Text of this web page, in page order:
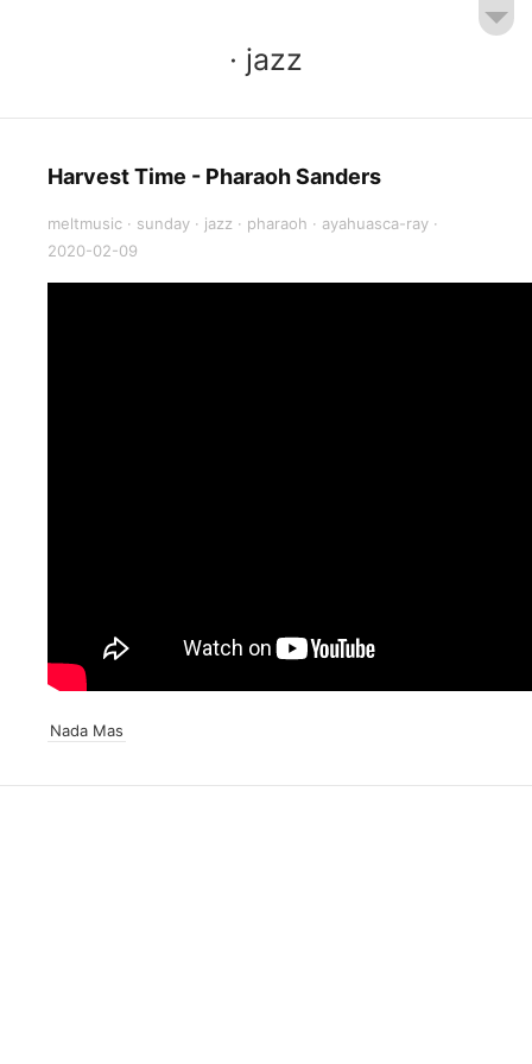
· jazz
Harvest Time - Pharaoh Sanders
meltmusic · sunday · jazz · pharaoh · ayahuasca-ray ·
2020-02-09
Nada Mas